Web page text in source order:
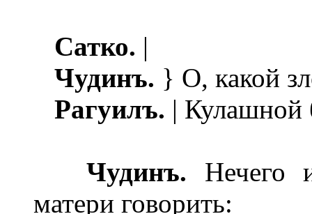
Сатко. |
Чудинъ. } О, какой
Рагуилъ. | Кулашной
Чудинъ. Нечего
матери говорить: